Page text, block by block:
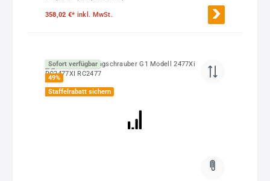
358,02 €* inkl. MwSt.
Sofort verfügbar
49%
Staffelrabatt sichern